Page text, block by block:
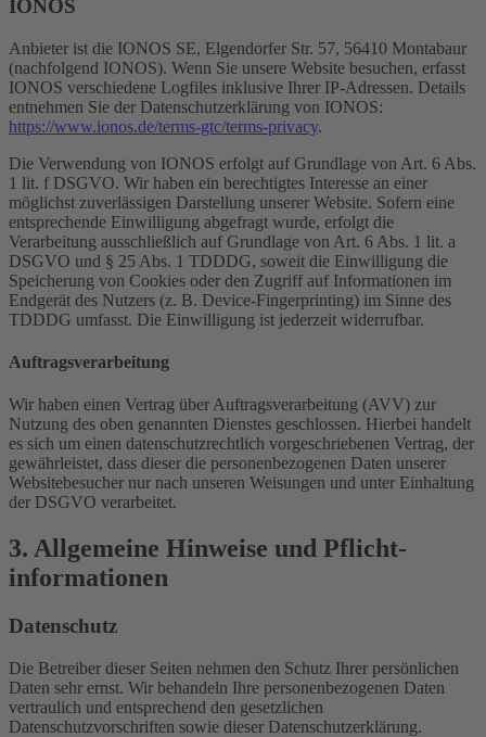
IONOS
Anbieter ist die IONOS SE, Elgendorfer Str. 57, 56410 Montabaur
(nachfolgend IONOS). Wenn Sie unsere Website besuchen, erfasst
IONOS verschiedene Logfiles inklusive Ihrer IP-Adressen. Details
entnehmen Sie der Datenschutzerklärung von IONOS:
https://www.ionos.de/terms-gtc/terms-privacy.
Die Verwendung von IONOS erfolgt auf Grundlage von Art. 6 Abs.
1 lit. f DSGVO. Wir haben ein berechtigtes Interesse an einer
möglichst zuverlässigen Darstellung unserer Website. Sofern eine
entsprechende Einwilligung abgefragt wurde, erfolgt die
Verarbeitung ausschließlich auf Grundlage von Art. 6 Abs. 1 lit. a
DSGVO und § 25 Abs. 1 TDDDG, soweit die Einwilligung die
Speicherung von Cookies oder den Zugriff auf Informationen im
Endgerät des Nutzers (z. B. Device-Fingerprinting) im Sinne des
TDDDG umfasst. Die Einwilligung ist jederzeit widerrufbar.
Auftragsverarbeitung
Wir haben einen Vertrag über Auftragsverarbeitung (AVV) zur
Nutzung des oben genannten Dienstes geschlossen. Hierbei handelt
es sich um einen datenschutzrechtlich vorgeschriebenen Vertrag, der
gewährleistet, dass dieser die personenbezogenen Daten unserer
Websitebesucher nur nach unseren Weisungen und unter Einhaltung
der DSGVO verarbeitet.
3. Allgemeine Hinweise und Pflicht­
informationen
Datenschutz
Die Betreiber dieser Seiten nehmen den Schutz Ihrer persönlichen
Daten sehr ernst. Wir behandeln Ihre personenbezogenen Daten
vertraulich und entsprechend den gesetzlichen
Datenschutzvorschriften sowie dieser Datenschutzerklärung.